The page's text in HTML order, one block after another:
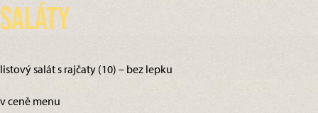
Saláty
listový salát s rajčaty (10) – bez lepku
v ceně menu